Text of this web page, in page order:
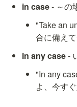
in case - ～の
"Take an
合に備え
in any case -
"In any
よ、今す